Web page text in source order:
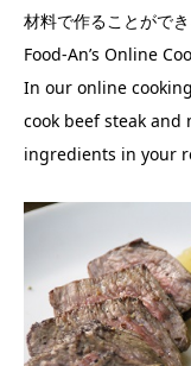
材料で作ることがで
Food-An’s Online
In our online
cook beef steak
ingredients in your